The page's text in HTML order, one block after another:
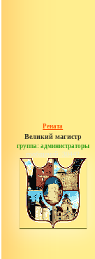
Рената
Великий магистр
группа: администраторы
сообщений: 30442